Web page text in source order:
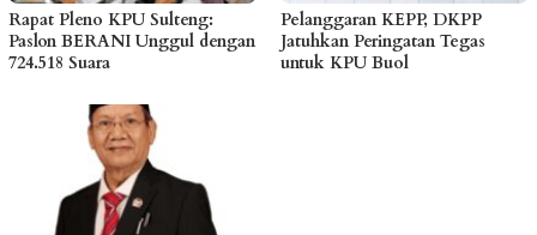
Rapat Pleno KPU Sulteng:
Paslon BERANI Unggul dengan
724.518 Suara
Pelanggaran KEPP, DKPP
Jatuhkan Peringatan Tegas
untuk KPU Buol